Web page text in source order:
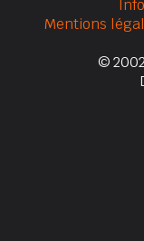
Mentions
©